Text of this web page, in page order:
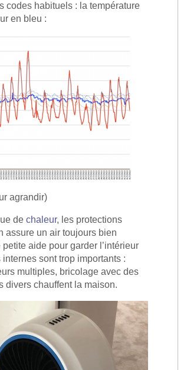
codes habituels : la température
en bleu :
agrandir)
de chaleur, les protections
assure un air toujours bien
aide pour garder l’intérieur
sont trop importants :
multiples, bricolage avec des
divers chauffent la maison.